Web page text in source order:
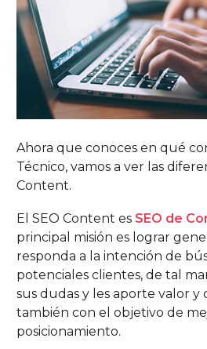
Ahora que conoces en qué
Técnico, vamos a ver las
Content.
El SEO Content es SEO de
principal misión es lograr
responda a la intención de
potenciales clientes, de tal
sus dudas y les aporte valor y
también con el objetivo de
posicionamiento.